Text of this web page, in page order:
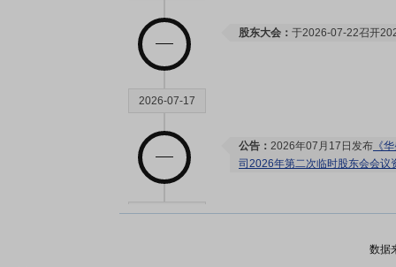
股东大会： 于2026-07-22召开
2026-07-17
公告： 2026年07月17日发布 《
司2026年第二次临时股东会会议
2026-07-11
数据